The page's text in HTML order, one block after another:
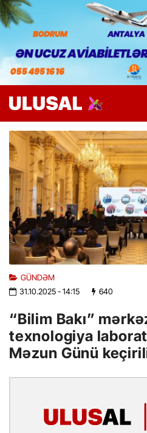
GÜNDƏM
31.10.2025- 14:15 640
“Bilim Bakı”
texnologiya
Məzun Günü